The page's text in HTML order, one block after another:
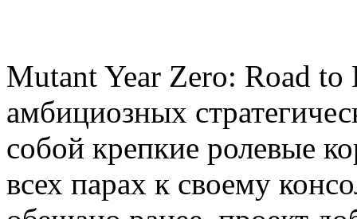
Mutant Year Zero: Road
амбициозных
собой крепкие ролевые
всех парах к своему